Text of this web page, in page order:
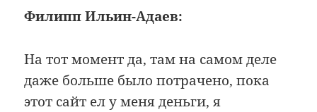
Филипп Ильин-Адаев:
На тот момент да, там на самом деле
даже больше было потрачено, пока
этот сайт ел у меня деньги, я